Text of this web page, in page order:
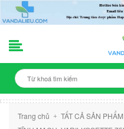
Trang chủ + TẤT CẢ SẢN PHẨM